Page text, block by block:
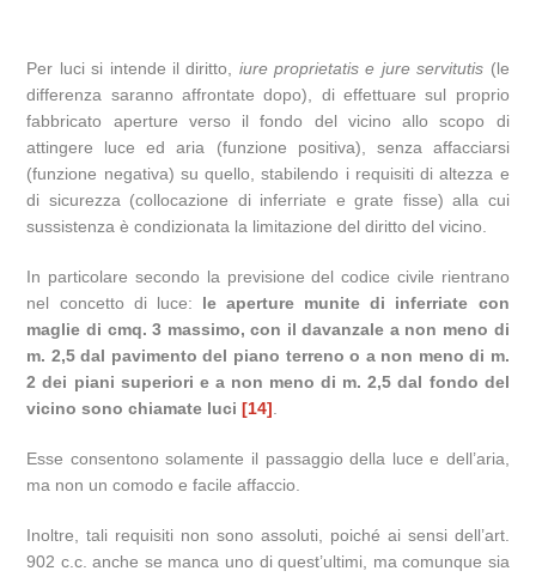
Per luci si intende il diritto, iure proprietatis e jure servitutis (le
differenza saranno affrontate dopo), di effettuare sul proprio
fabbricato aperture verso il fondo del vicino allo scopo di
attingere luce ed aria (funzione positiva), senza affacciarsi
(funzione negativa) su quello, stabilendo i requisiti di altezza e
di sicurezza (collocazione di inferriate e grate fisse) alla cui
sussistenza è condizionata la limitazione del diritto del vicino.
In particolare secondo la previsione del codice civile rientrano
nel concetto di luce: le aperture munite di inferriate con
maglie di cmq. 3 massimo, con il davanzale a non meno di
m. 2,5 dal pavimento del piano terreno o a non meno di m.
2 dei piani superiori e a non meno di m. 2,5 dal fondo del
vicino sono chiamate luci[14].
Esse consentono solamente il passaggio della luce e dell’aria,
ma non un comodo e facile affaccio.
Inoltre, tali requisiti non sono assoluti, poiché ai sensi dell’art.
902 c.c. anche se manca uno di quest’ultimi, ma comunque sia